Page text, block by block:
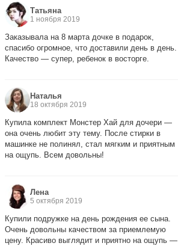
Татьяна
1 ноября 2019
Заказывала на 8 марта дочке в подарок,
спасибо огромное, что доставили день в день.
Качество — супер, ребенок в восторге.
Наталья
18 октября 2019
Купила комплект Монстер Хай для дочери —
она очень любит эту тему. После стирки в
машинке не полинял, стал мягким и приятным
на ощупь. Всем довольны!
Лена
5 октября 2019
Купили подружке на день рождения ее сына.
Очень довольны качеством за приемлемую
цену. Красиво выглядит и приятно на ощупь —